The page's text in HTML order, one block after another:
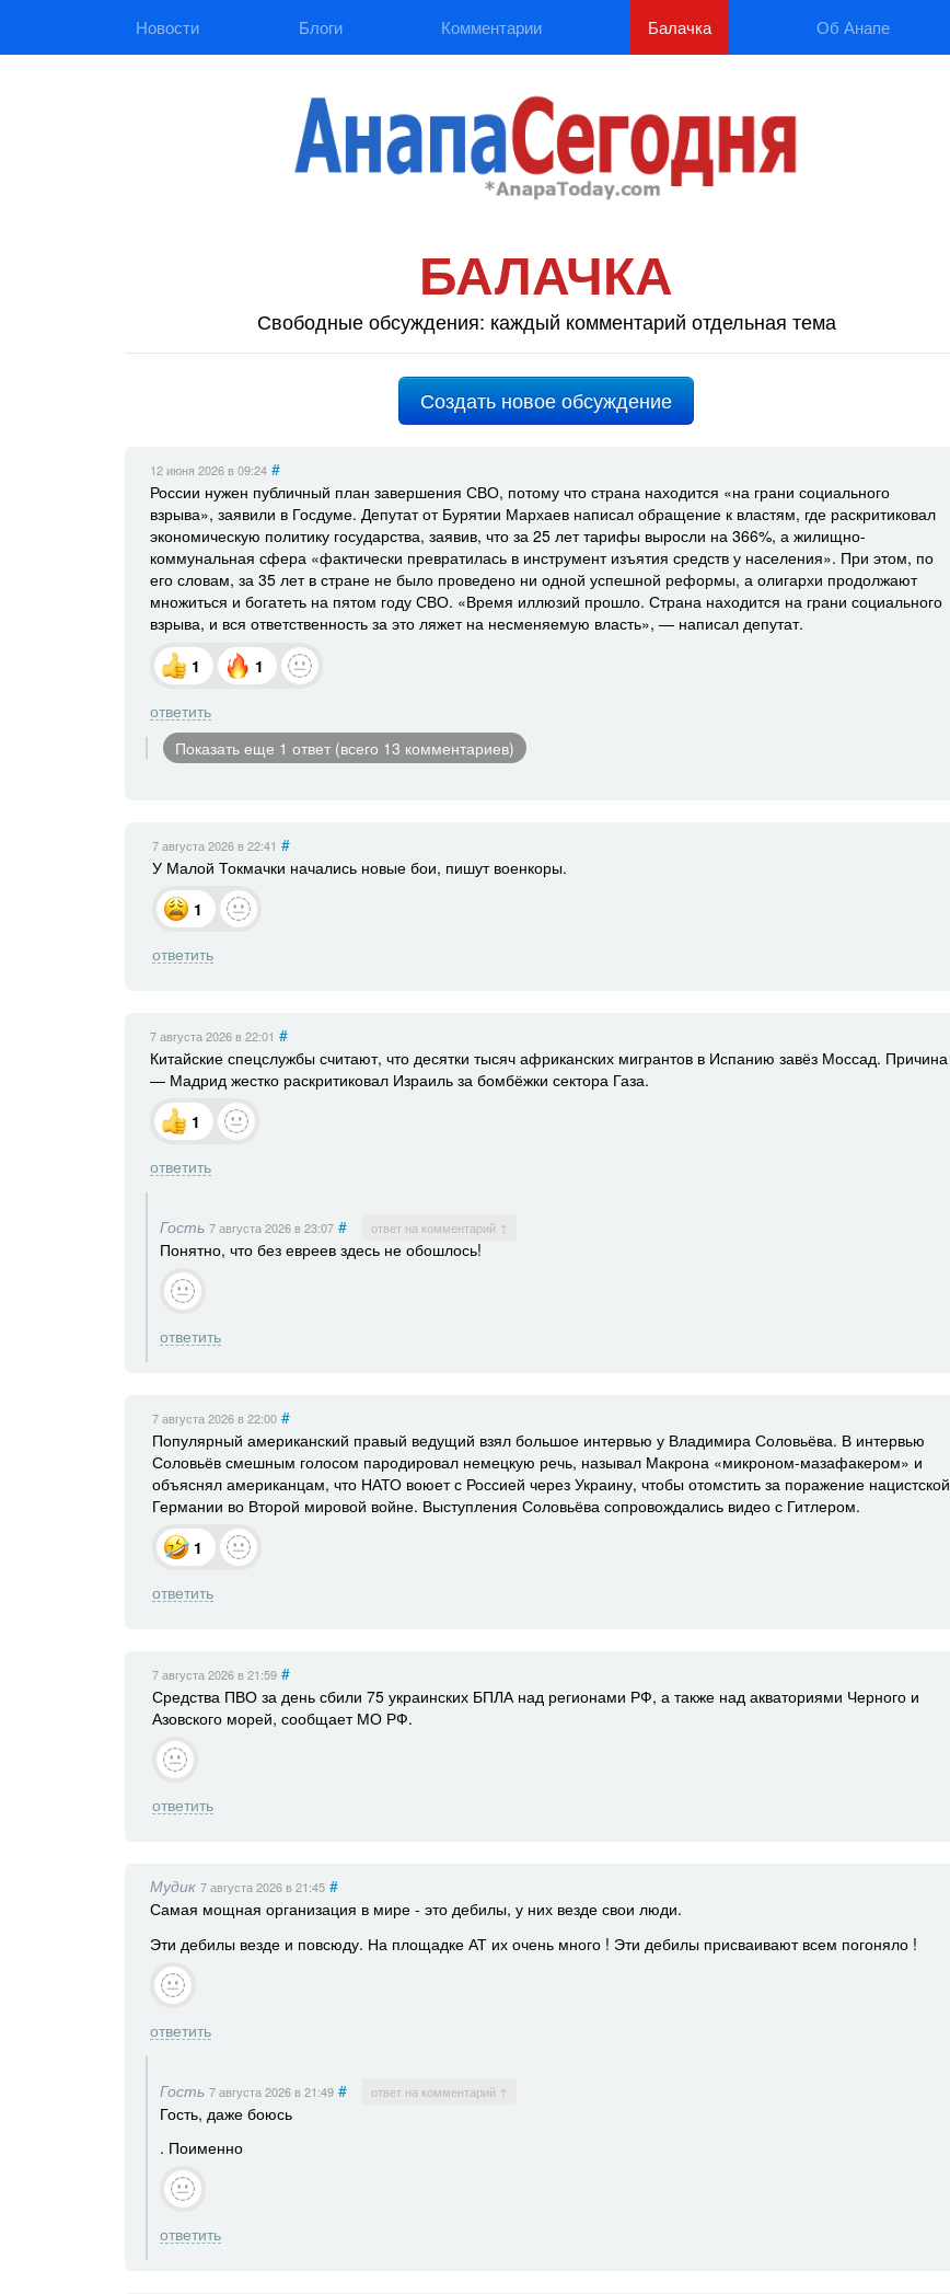
Новости Блоги Комментарии Балачка Об Анапе
БАЛАЧКА
Свободные обсуждения: каждый комментарий отдельная тема
Создать новое обсуждение
12 июня 2026 в 09:24 #
России нужен публичный план завершения СВО, потому что страна находится «на грани социального
взрыва», заявили в Госдуме. Депутат от Бурятии Мархаев написал обращение к властям, где раскритиковал
экономическую политику государства, заявив, что за 25 лет тарифы выросли на 366%, а жилищно-
коммунальная сфера «фактически превратилась в инструмент изъятия средств у населения». При этом, по
его словам, за 35 лет в стране не было проведено ни одной успешной реформы, а олигархи продолжают
множиться и богатеть на пятом году СВО. «Время иллюзий прошло. Страна находится на грани социального
взрыва, и вся ответственность за это ляжет на несменяемую власть», — написал депутат.
1
1
ответить
Показать еще 1 ответ (всего 13 комментариев)
7 августа 2026 в 22:41 #
У Малой Токмачки начались новые бои, пишут военкоры.
1
ответить
7 августа 2026 в 22:01 #
Китайские спецслужбы считают, что десятки тысяч африканских мигрантов в Испанию завёз Моссад. Причина
— Мадрид жестко раскритиковал Израиль за бомбёжки сектора Газа.
1
ответить
Гость 7 августа 2026 в 23:07 # ответ на комментарий ↑
Понятно, что без евреев здесь не обошлось!
ответить
7 августа 2026 в 22:00 #
Популярный американский правый ведущий взял большое интервью у Владимира Соловьёва. В интервью
Соловьёв смешным голосом пародировал немецкую речь, называл Макрона «микроном-мазафакером» и
объяснял американцам, что НАТО воюет с Россией через Украину, чтобы отомстить за поражение нацистской
Германии во Второй мировой войне. Выступления Соловьёва сопровождались видео с Гитлером.
1
ответить
7 августа 2026 в 21:59 #
Средства ПВО за день сбили 75 украинских БПЛА над регионами РФ, а также над акваториями Черного и
Азовского морей, сообщает МО РФ.
ответить
Мудик 7 августа 2026 в 21:45 #
Самая мощная организация в мире - это дебилы, у них везде свои люди.
Эти дебилы везде и повсюду. На площадке АТ их очень много ! Эти дебилы присваивают всем погоняло !
ответить
Гость 7 августа 2026 в 21:49 # ответ на комментарий ↑
Гость, даже боюсь
. Поименно
ответить